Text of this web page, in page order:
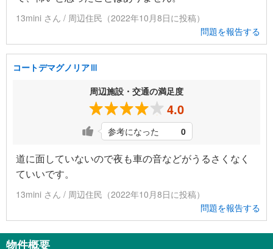
13mini さん / 周辺住民（2022年10月8日に投稿）
問題を報告する
コートデマグノリアⅢ
周辺施設・交通の満足度
4.0
参考になった 0
道に面していないので夜も車の音などがうるさくなく
ていいです。
13mini さん / 周辺住民（2022年10月8日に投稿）
問題を報告する
物件概要